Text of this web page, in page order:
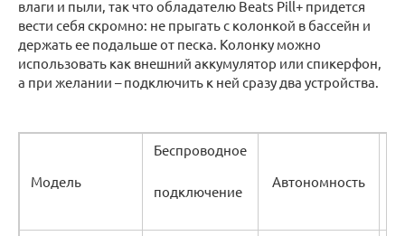
влаги и пыли, так что обладателю Beats Pill+ придется
вести себя скромно: не прыгать с колонкой в бассейн и
держать ее подальше от песка. Колонку можно
использовать как внешний аккумулятор или спикерфон,
а при желании – подключить к ней сразу два устройства.
Модель
Беспроводное
подключение
Автономность